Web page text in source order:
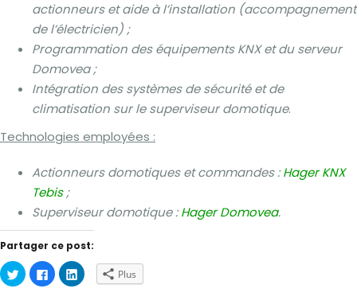
actionneurs et aide à l’installation (accompagnement
de l’électricien) ;
Programmation des équipements KNX et du serveur
Domovea ;
Intégration des systèmes de sécurité et de
climatisation sur le superviseur domotique.
Technologies employées :
Actionneurs domotiques et commandes :Hager KNX
Tebis;
Superviseur domotique :Hager Domovea.
Partager ce post:
Cliquez
pour
partager
Cliquez
pour
partager
Cliquez
pour Plus